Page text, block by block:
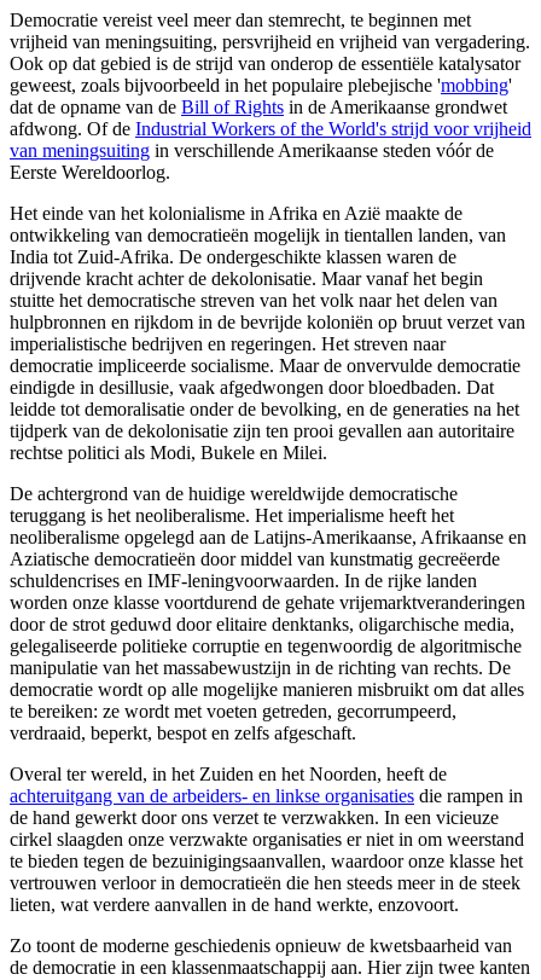
Democratie vereist veel meer dan stemrecht, te beginnen met
vrijheid van meningsuiting, persvrijheid en vrijheid van vergadering.
Ook op dat gebied is de strijd van onderop de essentiële katalysator
geweest, zoals bijvoorbeeld in het populaire plebejische 'mobbing'
dat de opname van de Bill of Rights in de Amerikaanse grondwet
afdwong. Of de Industrial Workers of the World's strijd voor vrijheid
van meningsuiting in verschillende Amerikaanse steden vóór de
Eerste Wereldoorlog.
Het einde van het kolonialisme in Afrika en Azië maakte de
ontwikkeling van democratieën mogelijk in tientallen landen, van
India tot Zuid-Afrika. De ondergeschikte klassen waren de
drijvende kracht achter de dekolonisatie. Maar vanaf het begin
stuitte het democratische streven van het volk naar het delen van
hulpbronnen en rijkdom in de bevrijde koloniën op bruut verzet van
imperialistische bedrijven en regeringen. Het streven naar
democratie impliceerde socialisme. Maar de onvervulde democratie
eindigde in desillusie, vaak afgedwongen door bloedbaden. Dat
leidde tot demoralisatie onder de bevolking, en de generaties na het
tijdperk van de dekolonisatie zijn ten prooi gevallen aan autoritaire
rechtse politici als Modi, Bukele en Milei.
De achtergrond van de huidige wereldwijde democratische
teruggang is het neoliberalisme. Het imperialisme heeft het
neoliberalisme opgelegd aan de Latijns-Amerikaanse, Afrikaanse en
Aziatische democratieën door middel van kunstmatig gecreëerde
schuldencrises en IMF-leningvoorwaarden. In de rijke landen
worden onze klasse voortdurend de gehate vrijemarktveranderingen
door de strot geduwd door elitaire denktanks, oligarchische media,
gelegaliseerde politieke corruptie en tegenwoordig de algoritmische
manipulatie van het massabewustzijn in de richting van rechts. De
democratie wordt op alle mogelijke manieren misbruikt om dat alles
te bereiken: ze wordt met voeten getreden, gecorrumpeerd,
verdraaid, beperkt, bespot en zelfs afgeschaft.
Overal ter wereld, in het Zuiden en het Noorden, heeft de
achteruitgang van de arbeiders- en linkse organisaties die rampen in
de hand gewerkt door ons verzet te verzwakken. In een vicieuze
cirkel slaagden onze verzwakte organisaties er niet in om weerstand
te bieden tegen de bezuinigingsaanvallen, waardoor onze klasse het
vertrouwen verloor in democratieën die hen steeds meer in de steek
lieten, wat verdere aanvallen in de hand werkte, enzovoort.
Zo toont de moderne geschiedenis opnieuw de kwetsbaarheid van
de democratie in een klassenmaatschappij aan. Hier zijn twee kanten